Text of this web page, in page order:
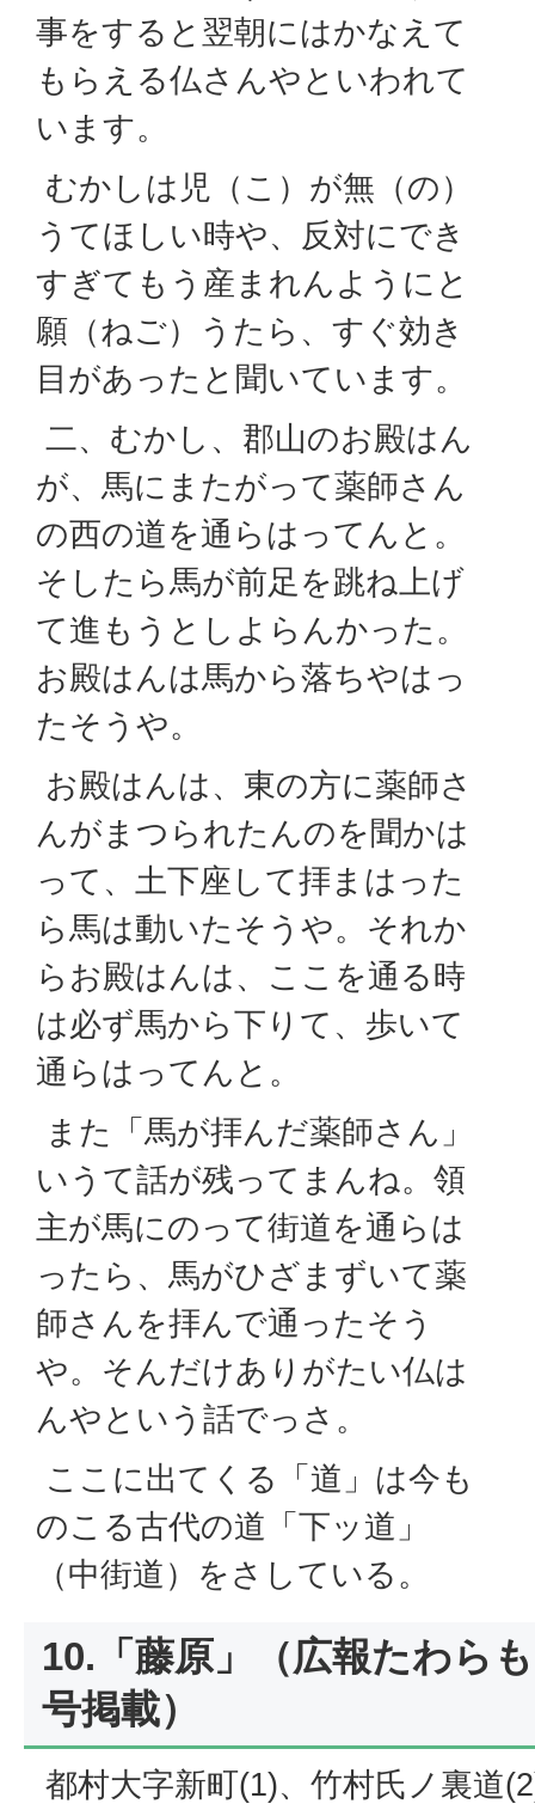
事をすると翌朝にはかなえて
もらえる仏さんやといわれて
います。
むかしは児（こ）が無（の）
うてほしい時や、反対にでき
すぎてもう産まれんようにと
願（ねご）うたら、すぐ効き
目があったと聞いています。
二、むかし、郡山のお殿はん
が、馬にまたがって薬師さん
の西の道を通らはってんと。
そしたら馬が前足を跳ね上げ
て進もうとしよらんかった。
お殿はんは馬から落ちやはっ
たそうや。
お殿はんは、東の方に薬師さ
んがまつられたんのを聞かは
って、土下座して拝まはった
ら馬は動いたそうや。それか
らお殿はんは、ここを通る時
は必ず馬から下りて、歩いて
通らはってんと。
また「馬が拝んだ薬師さん」
いうて話が残ってまんね。領
主が馬にのって街道を通らは
ったら、馬がひざまずいて薬
師さんを拝んで通ったそう
や。そんだけありがたい仏は
んやという話でっさ。
ここに出てくる「道」は今も
のこる古代の道「下ッ道」
（中街道）をさしている。
10.「藤原」（広報たわら
号掲載）
都村大字新町(1)、竹村氏ノ裏道